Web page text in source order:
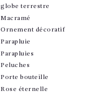
globe terrestre
Macramé
Ornement décoratif
Parapluie
Parapluies
Peluches
Porte bouteille
Rose éternelle